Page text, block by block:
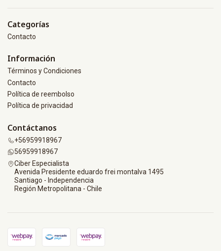
Categorías
Contacto
Información
Términos y Condiciones
Contacto
Política de reembolso
Política de privacidad
Contáctanos
+56959918967
56959918967
Ciber Especialista
Avenida Presidente eduardo frei montalva 1495
Santiago - Independencia
Región Metropolitana - Chile